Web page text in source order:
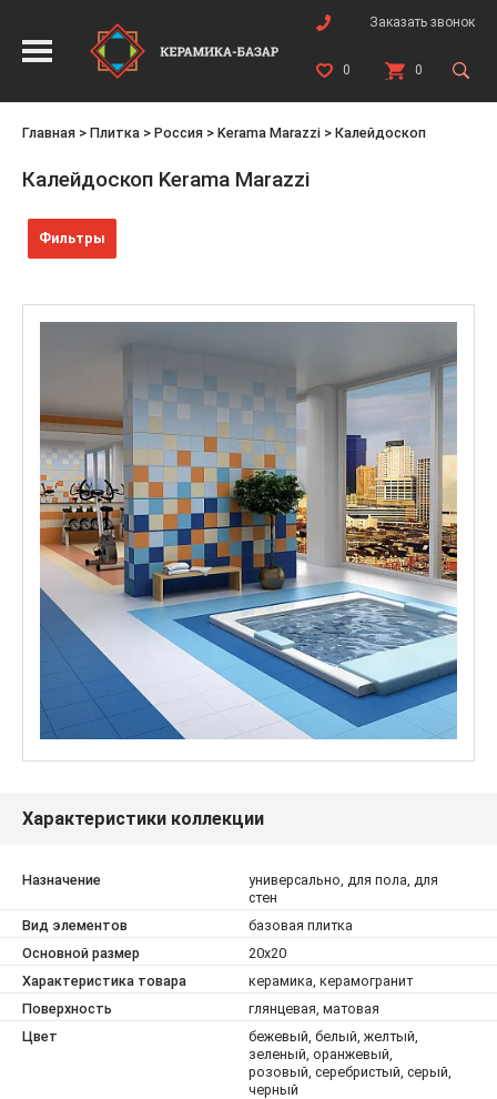
Заказать звонок
0 0
Главная > Плитка > Россия > Kerama Marazzi > Калейдоскоп
Калейдоскоп Kerama Marazzi
Фильтры
Характеристики коллекции
Назначение
универсально, для пола, для
стен
Вид элементов
базовая плитка
Основной размер
20x20
Характеристика товара
керамика, керамогранит
Поверхность
глянцевая, матовая
Цвет
бежевый, белый, желтый,
зеленый, оранжевый,
розовый, серебристый, серый,
черный